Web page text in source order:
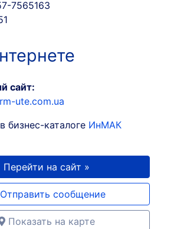
7565163
сайт:
ute.com.ua
бизнес-каталоге ИнМАК
Перейти на сайт »
Отправить сообщение
Показать на карте